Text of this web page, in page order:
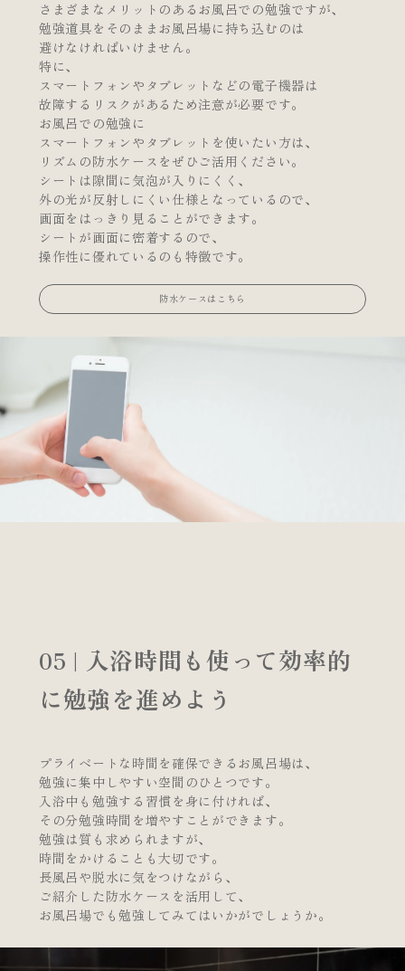
さまざまなメリットのあるお風呂での勉強ですが、
勉強道具をそのままお風呂場に持ち込むのは
避けなければいけません。
特に、
スマートフォンやタブレットなどの電子機器は
故障するリスクがあるため注意が必要です。
お風呂での勉強に
スマートフォンやタブレットを使いたい方は、
リズムの防水ケースをぜひご活用ください。
シートは隙間に気泡が入りにくく、
外の光が反射しにくい仕様となっているので、
画面をはっきり見ることができます。
シートが画面に密着するので、
操作性に優れているのも特徴です。
防水ケースはこちら
05 | 入浴時間も使って効率的
に勉強を進めよう
プライベートな時間を確保できるお風呂場は、
勉強に集中しやすい空間のひとつです。
入浴中も勉強する習慣を身に付ければ、
その分勉強時間を増やすことができます。
勉強は質も求められますが、
時間をかけることも大切です。
長風呂や脱水に気をつけながら、
ご紹介した防水ケースを活用して、
お風呂場でも勉強してみてはいかがでしょうか。